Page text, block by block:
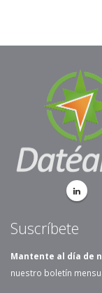
Suscríbete
Mantente al día de
nuestro boletín